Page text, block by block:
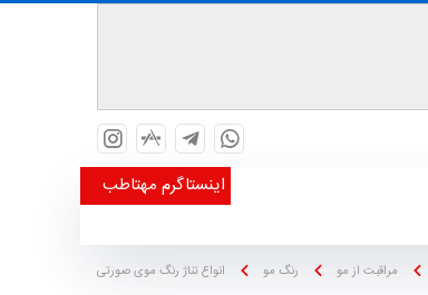
اینستاگرم مهتاطب
مراقبت از مو رنگ مو انواع تناژ رنگ موی صورتی